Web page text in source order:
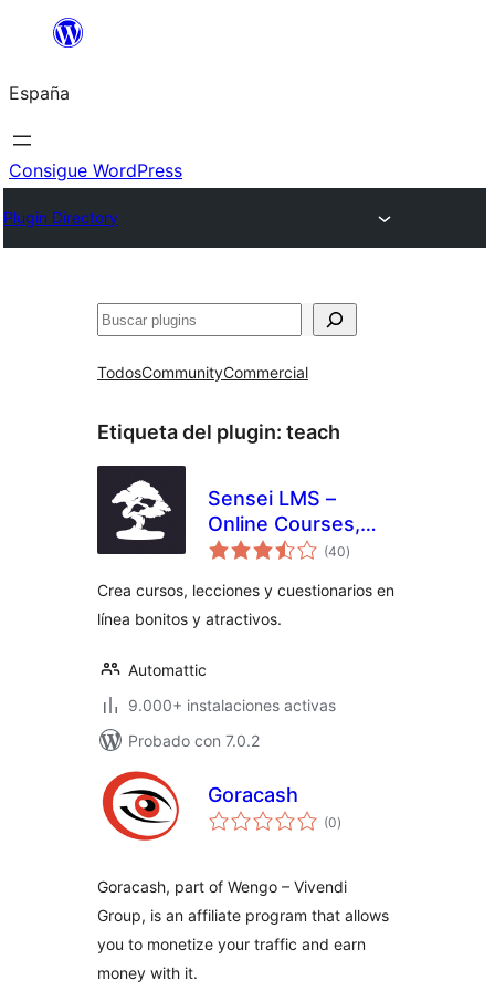
Saltar
contenido
España
Consigue WordPress
Plugin Directory
Buscar
TodosCommunityCommercial
Etiqueta del plugin: teach
Sensei LMS –
Online Courses,
Quizzes, & Learning
(40valoraciones
en
)
Crea cursos, lecciones y cuestionarios en
línea bonitos y atractivos.
Automattic
9.000+ instalaciones activas
Probado con 7.0.2
Goracash
(0valoraciones
en
)
Goracash, part of Wengo – Vivendi
Group, is an affiliate program that allows
you to monetize your traffic and earn
money with it.